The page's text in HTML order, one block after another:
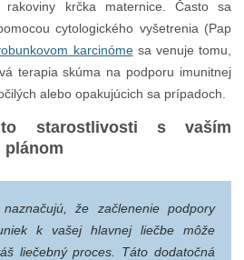
rakoviny krčka maternice. Často sa
cytologického vyšetrenia (Pap
karcinómesa venuje tomu,
terapia skúma na podporu imunitnej
alebo opakujúcich sa prípadoch.
starostlivosti s vaším
plánom
že začlenenie podpory
k vašej hlavnej liečbe môže
liečebný proces. Táto dodatočná